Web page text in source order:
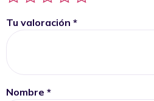
Tu valoración *
Nombre *